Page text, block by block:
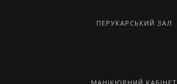
ПЕРУКАРСЬКИЙ ЗАЛ
МАНІКЮРНИЙ КАБІНЕТ